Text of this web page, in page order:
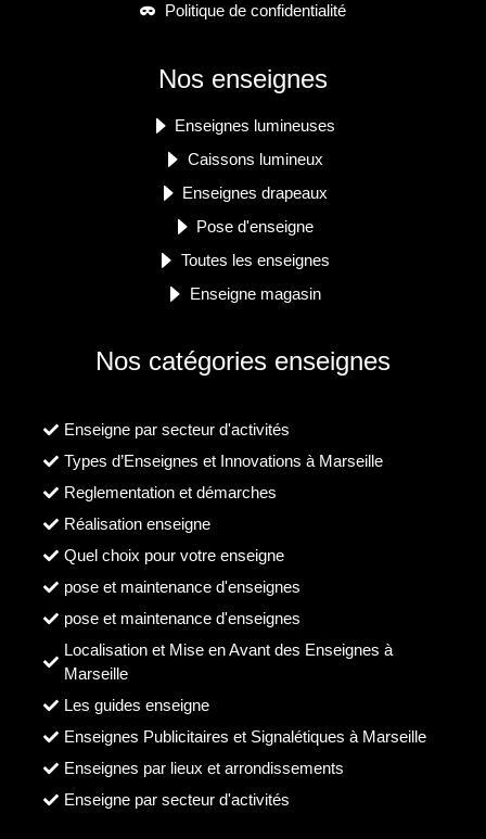
Politique de confidentialité
Nos enseignes
Enseignes lumineuses
Caissons lumineux
Enseignes drapeaux
Pose d'enseigne
Toutes les enseignes
Enseigne magasin
Nos catégories enseignes
Enseigne par secteur d'activités
Types d’Enseignes et Innovations à Marseille
Reglementation et démarches
Réalisation enseigne
Quel choix pour votre enseigne
pose et maintenance d'enseignes
pose et maintenance d'enseignes
Localisation et Mise en Avant des Enseignes à
Marseille
Les guides enseigne
Enseignes Publicitaires et Signalétiques à Marseille
Enseignes par lieux et arrondissements
Enseigne par secteur d'activités